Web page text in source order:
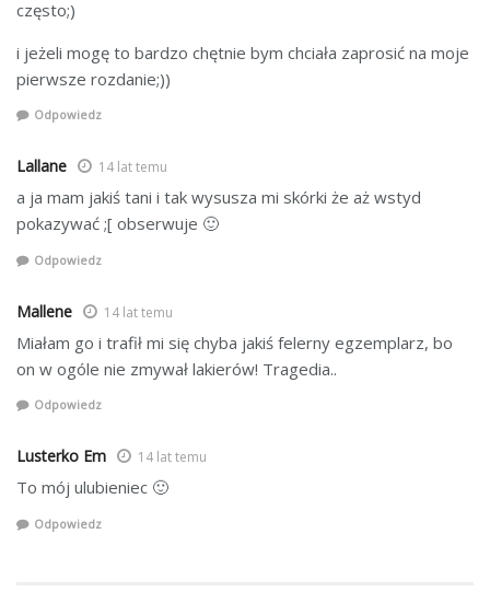
często;)
i jeżeli mogę to bardzo chętnie bym chciała zaprosić na moje
pierwsze rozdanie;))
Odpowiedz
Lallane 14 lat temu
a ja mam jakiś tani i tak wysusza mi skórki że aż wstyd
pokazywać ;[ obserwuje 🙂
Odpowiedz
Mallene 14 lat temu
Miałam go i trafił mi się chyba jakiś felerny egzemplarz, bo
on w ogóle nie zmywał lakierów! Tragedia..
Odpowiedz
Lusterko Em 14 lat temu
To mój ulubieniec 🙂
Odpowiedz